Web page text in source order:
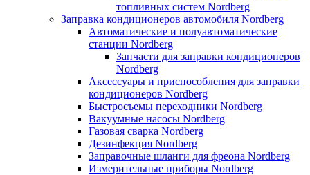
топливных систем Nordberg
Заправка кондиционеров автомобиля Nordberg
Автоматические и полуавтоматические
станции Nordberg
Запчасти для заправки кондиционеров
Nordberg
Аксессуары и приспособления для заправки
кондиционеров Nordberg
Быстросъемы переходники Nordberg
Вакуумные насосы Nordberg
Газовая сварка Nordberg
Дезинфекция Nordberg
Заправочные шланги для фреона Nordberg
Измерительные приборы Nordberg